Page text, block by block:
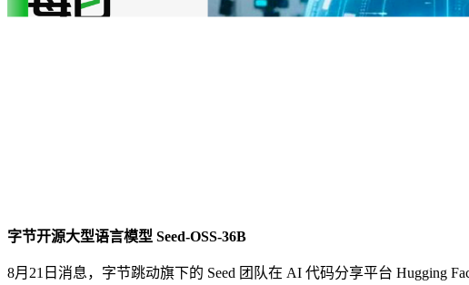
字节开源大型语言模型 Seed-OSS-36B
8月21日消息，字节跳动旗下的 Seed 团队在 AI 代码分享平台 Hugging